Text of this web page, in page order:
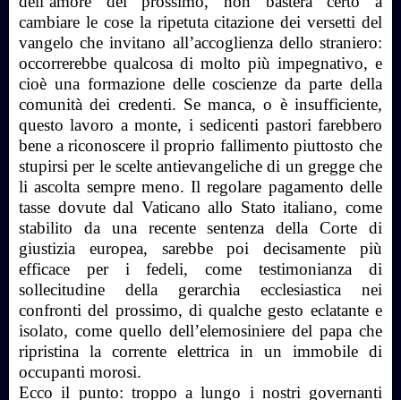
cambiare le cose la ripetuta citazione dei versetti del
vangelo che invitano all’accoglienza dello straniero:
occorrerebbe qualcosa di molto più impegnativo, e
cioè una formazione delle coscienze da parte della
comunità dei credenti. Se manca, o è insufficiente,
questo lavoro a monte, i sedicenti pastori farebbero
bene a riconoscere il proprio fallimento piuttosto che
stupirsi per le scelte antievangeliche di un gregge che
li ascolta sempre meno. Il regolare pagamento delle
tasse dovute dal Vaticano allo Stato italiano, come
stabilito da una recente sentenza della Corte di
giustizia europea, sarebbe poi decisamente più
efficace per i fedeli, come testimonianza di
sollecitudine della gerarchia ecclesiastica nei
confronti del prossimo, di qualche gesto eclatante e
isolato, come quello dell’elemosiniere del papa che
ripristina la corrente elettrica in un immobile di
occupanti morosi.
Ecco il punto: troppo a lungo i nostri governanti